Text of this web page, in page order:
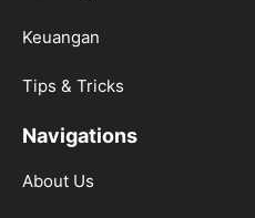
Keuangan
Tips & Tricks
Navigations
About Us